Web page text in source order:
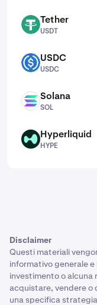
USDT Tether
USDT
USDC USDC
USDC
SOL Solana
SOL
HYPE Hyperliquid
HYPE
Disclaimer
Questi materiali
informativo generale
investimento o alcuna
acquistare, vendere o
una specifica